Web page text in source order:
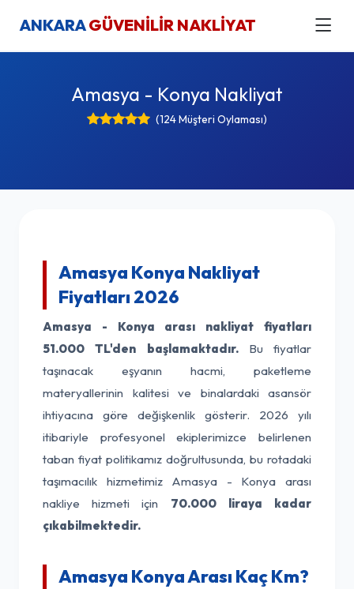
ANKARAGÜVENİLİR NAKLİYAT
Amasya - Konya Nakliyat
(124 Müşteri Oylaması)
Amasya Konya Nakliyat
Fiyatları 2026
Amasya - Konya arası nakliyat fiyatları
51.000 TL'den başlamaktadır.Bu fiyatlar
taşınacak eşyanın hacmi, paketleme
materyallerinin kalitesi ve binalardaki asansör
ihtiyacına göre değişkenlik gösterir. 2026 yılı
itibariyle profesyonel ekiplerimizce belirlenen
taban fiyat politikamız doğrultusunda, bu rotadaki
taşımacılık hizmetimiz Amasya - Konya arası
nakliye hizmeti için 70.000 liraya kadar
çıkabilmektedir.
Amasya Konya Arası Kaç Km?